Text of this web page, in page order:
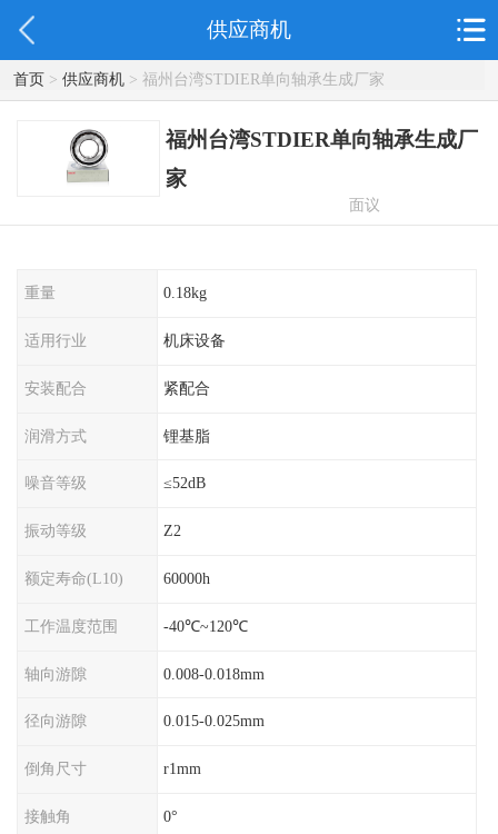
供应商机
首页> 供应商机> 福州台湾STDIER单向轴承生成厂家
福州台湾STDIER单向轴承生成厂
家
面议
重量 0.18kg
适用行业 机床设备
安装配合 紧配合
润滑方式 锂基脂
噪音等级 ≤52dB
振动等级 Z2
额定寿命(L10) 60000h
工作温度范围 -40℃~120℃
轴向游隙 0.008-0.018mm
径向游隙 0.015-0.025mm
倒角尺寸 r1mm
接触角 0°